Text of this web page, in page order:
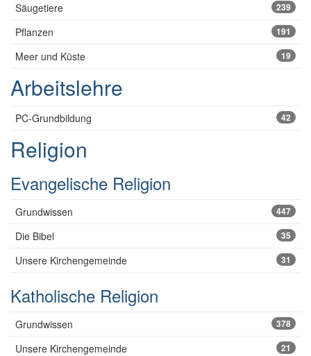
Säugetiere 239
Pflanzen 191
Meer und Küste 19
Arbeitslehre
PC-Grundbildung 42
Religion
Evangelische Religion
Grundwissen 447
Die Bibel 35
Unsere Kirchengemeinde 31
Katholische Religion
Grundwissen 378
Unsere Kirchengemeinde 21